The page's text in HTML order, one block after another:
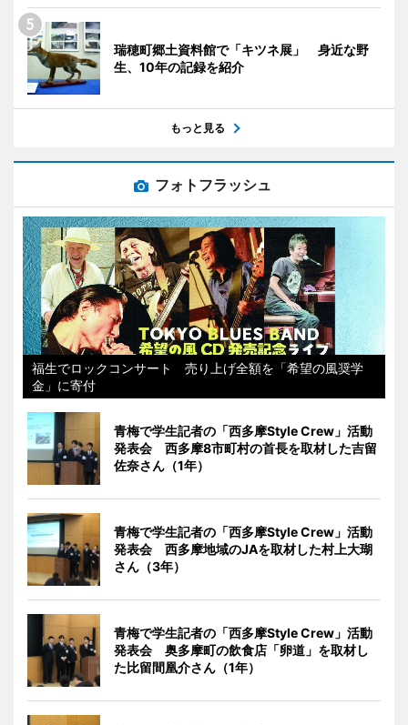
瑞穂町郷土資料館で「キツネ展」 身近な野
生、10年の記録を紹介
もっと見る
フォトフラッシュ
福生でロックコンサート 売り上げ全額を「希望の風奨学
金」に寄付
青梅で学生記者の「西多摩Style Crew」活動
発表会 西多摩8市町村の首長を取材した吉留
佐奈さん（1年）
青梅で学生記者の「西多摩Style Crew」活動
発表会 西多摩地域のJAを取材した村上大瑚
さん（3年）
青梅で学生記者の「西多摩Style Crew」活動
発表会 奥多摩町の飲食店「卵道」を取材し
た比留間凰介さん（1年）